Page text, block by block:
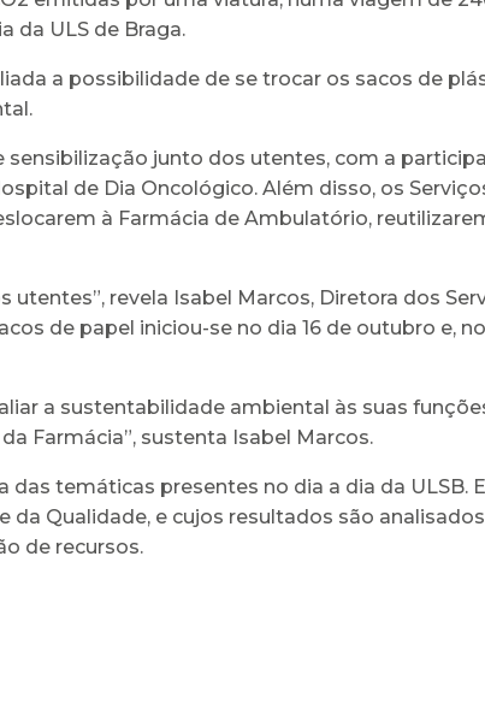
da ULS de Braga.
a possibilidade de se trocar os sacos de
sensibilização junto dos utentes, com a
de Dia Oncológico. Além disso, os
à Farmácia de Ambulatório,
revela Isabel Marcos, Diretora dos
de papel iniciou-se no dia 16 de outubro e,
a sustentabilidade ambiental às suas
Farmácia”, sustenta Isabel Marcos.
temáticas presentes no dia a dia da ULSB.
Qualidade, e cujos resultados são
de recursos.